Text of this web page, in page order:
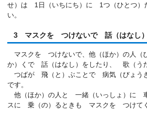
せ）は 1日（いちにち）に 1つ（ひとつ）
い。
3 マスクを つけないで 話（はなし）
マスクを つけないで、他（ほか）の人（
か）くで 話（はなし）をしたり、 歌（うた
つばが 飛（と）ぶことで 病気（びょう
です。
他（ほか）の人と 一緒（いっしょ）に
スに 乗（の）るときも マスクを つけてく